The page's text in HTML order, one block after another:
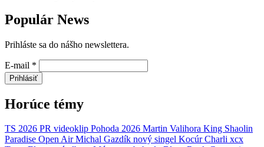
Populár News
Prihláste sa do nášho newslettera.
E-mail *
Prihlásiť
Horúce témy
TS 2026 PR videoklip Pohoda 2026 Martin Valihora King Shaolin
Paradise Open Air Michal Gazdík nový singel Kocúr Charli xcx